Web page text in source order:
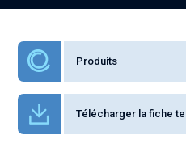
Produits
Télécharger la fiche